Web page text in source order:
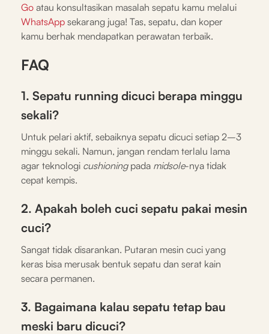
Go atau konsultasikan masalah sepatu kamu melalui
WhatsApp sekarang juga! Tas, sepatu, dan koper
kamu berhak mendapatkan perawatan terbaik.
FAQ
1. Sepatu running dicuci berapa minggu
sekali?
Untuk pelari aktif, sebaiknya sepatu dicuci setiap 2–3
minggu sekali. Namun, jangan rendam terlalu lama
agar teknologi cushioningpada midsole-nya tidak
cepat kempis.
2. Apakah boleh cuci sepatu pakai mesin
cuci?
Sangat tidak disarankan. Putaran mesin cuci yang
keras bisa merusak bentuk sepatu dan serat kain
secara permanen.
3. Bagaimana kalau sepatu tetap bau
meski baru dicuci?